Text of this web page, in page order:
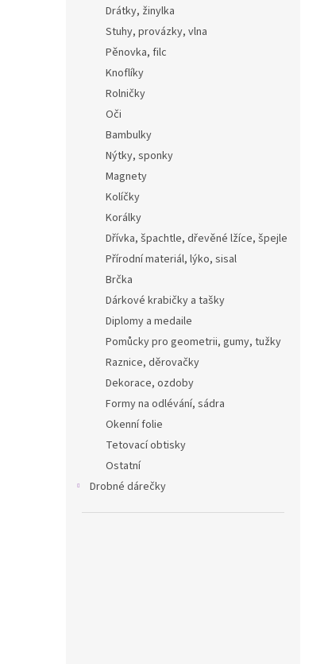
Drátky, žinylka
Stuhy, provázky, vlna
Pěnovka, filc
Knoflíky
Rolničky
Oči
Bambulky
Nýtky, sponky
Magnety
Kolíčky
Korálky
Dřívka, špachtle, dřevěné lžíce, špejle
Přírodní materiál, lýko, sisal
Brčka
Dárkové krabičky a tašky
Diplomy a medaile
Pomůcky pro geometrii, gumy, tužky
Raznice, děrovačky
Dekorace, ozdoby
Formy na odlévání, sádra
Okenní folie
Tetovací obtisky
Ostatní
Drobné dárečky